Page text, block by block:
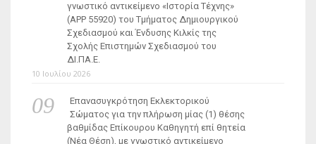
γνωστικό αντικείμενο «Ιστορία Τέχνης»
(ΑΡΡ 55920) του Τμήματος Δημιουργικού
Σχεδιασμού και Ένδυσης Κιλκίς της
Σχολής Επιστημών Σχεδιασμού του
ΔΙ.ΠΑ.Ε.
10 Ιουλίου 2026
Επανασυγκρότηση Εκλεκτορικού
Σώματος για την πλήρωση μίας (1) θέσης
βαθμίδας Επίκουρου Καθηγητή επί θητεία
(Νέα Θέση), με γνωστικό αντικείμενο